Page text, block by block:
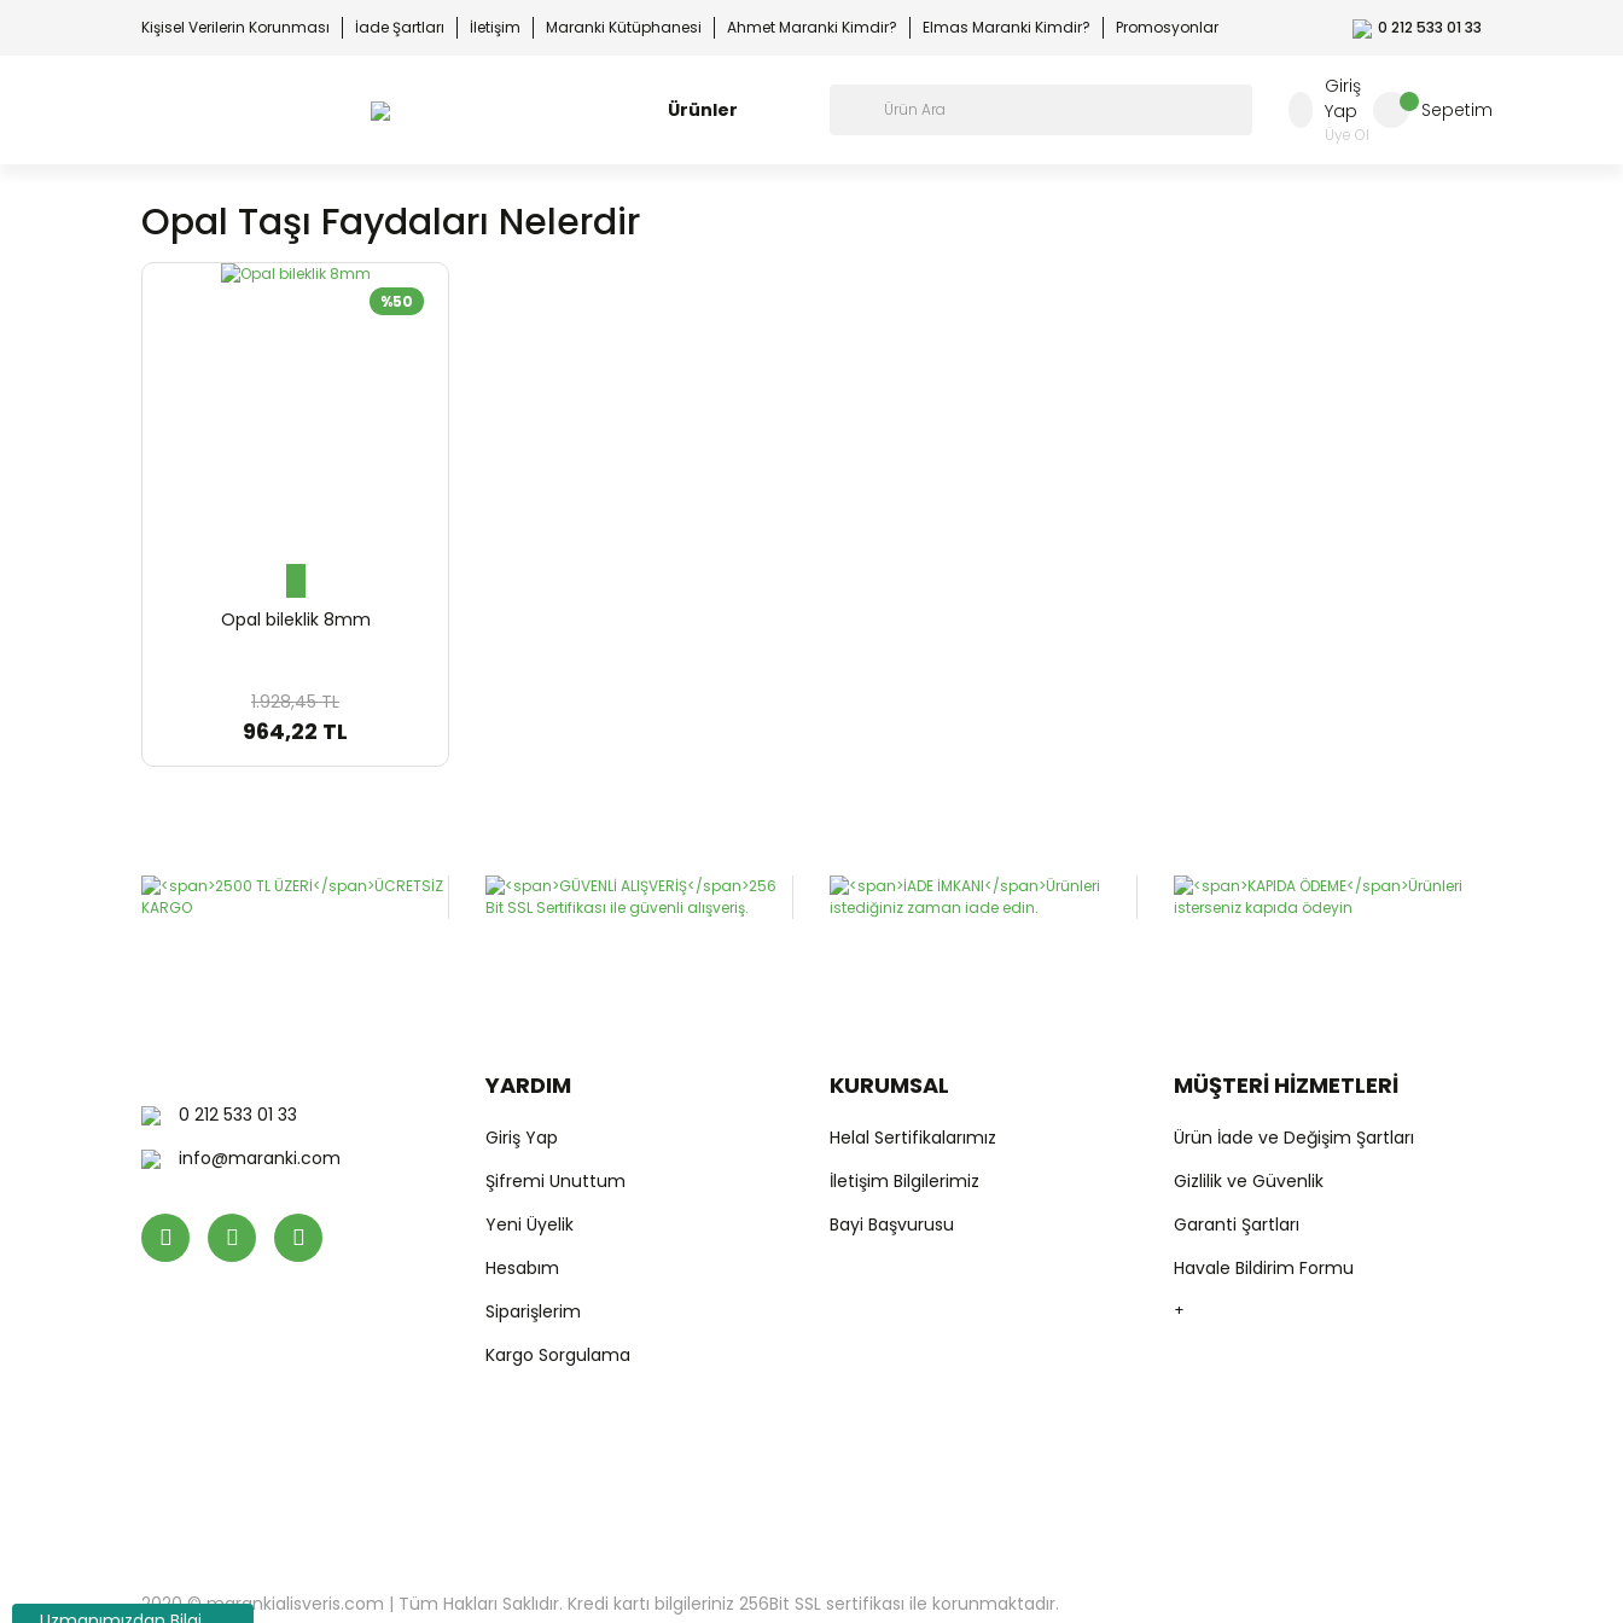
Kişisel Verilerin Korunması İade Şartları İletişim Maranki Kütüphanesi Ahmet Maranki Kimdir? Elmas Maranki Kimdir? Promosyonlar 0 212 533 01 33
Ürünler
Giriş
Yap
Üye Ol
Sepetim
Opal Taşı Faydaları Nelerdir
%50
Opal bileklik 8mm
1.928,45 TL
964,22 TL
0 212 533 01 33
info@maranki.com
YARDIM
Giriş Yap
Şifremi Unuttum
Yeni Üyelik
Hesabım
Siparişlerim
Kargo Sorgulama
KURUMSAL
Helal Sertifikalarımız
İletişim Bilgilerimiz
Bayi Başvurusu
MÜŞTERİ HİZMETLERİ
Ürün İade ve Değişim Şartları
Gizlilik ve Güvenlik
Garanti Şartları
Havale Bildirim Formu
+
2020 © marankialisveris.com | Tüm Hakları Saklıdır. Kredi kartı bilgileriniz 256Bit SSL sertifikası ile korunmaktadır.